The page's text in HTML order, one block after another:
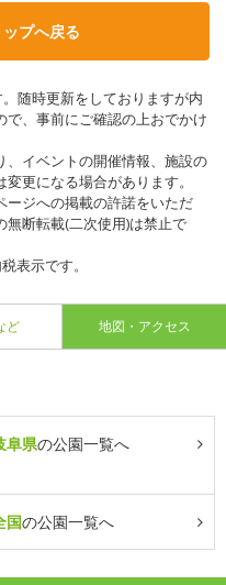
プへ戻る
随時更新をしておりますが内
、事前にご確認の上おでかけ
イベントの開催情報、施設の
更になる場合があります。
ジへの掲載の許諾をいただ
無断転載(二次使用)は禁止で
表示です。
ど 地図・アクセス
阜県の公園一覧へ
国の公園一覧へ